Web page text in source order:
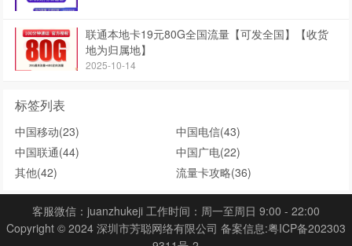
联通本地卡19元80G全国流量【可发全国】【收货
地为归属地】
2025-10-14
标签列表
中国移动(23) 中国电信(43)
中国联通(44) 中国广电(22)
其他(42) 流量卡攻略(36)
客服微信：juanzhukeji 工作时间：周一至周日 9:00 - 22:00
Copyright © 2024 深圳市芳聪网络有限公司 备案信息:粤ICP备202303